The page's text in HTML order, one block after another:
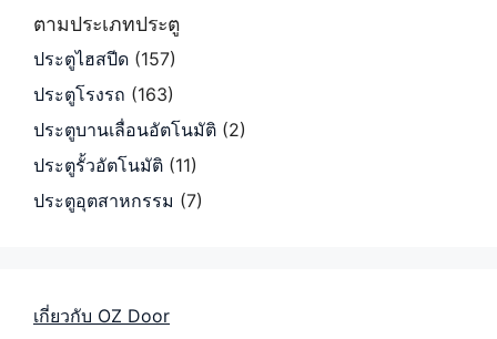
ตามประเภทประตู
ประตูไฮสปีด (157)
ประตูโรงรถ (163)
ประตูบานเลื่อนอัตโนมัติ (2)
ประตูรั้วอัตโนมัติ (11)
ประตูอุตสาหกรรม (7)
เกี่ยวกับ OZ Door